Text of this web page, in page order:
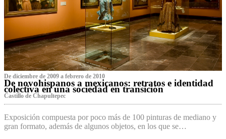
De diciembre de 2009 a febrero de 2010
De novohispanos a mexicanos: retratos e identidad
colectiva en una sociedad en transición
Castillo de Chapultepec
Exposición compuesta por poco más de 100 pinturas de mediano y
gran formato, además de algunos objetos, en los que se…